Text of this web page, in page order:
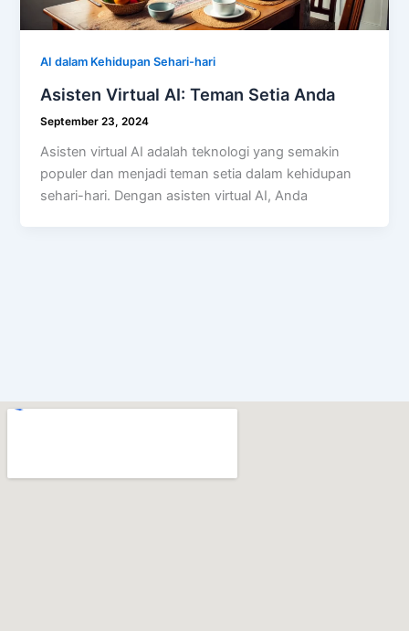
AI dalam Kehidupan Sehari-hari
Asisten Virtual AI: Teman Setia Anda
September 23, 2024
Asisten virtual AI adalah teknologi yang semakin
populer dan menjadi teman setia dalam kehidupan
sehari-hari. Dengan asisten virtual AI, Anda